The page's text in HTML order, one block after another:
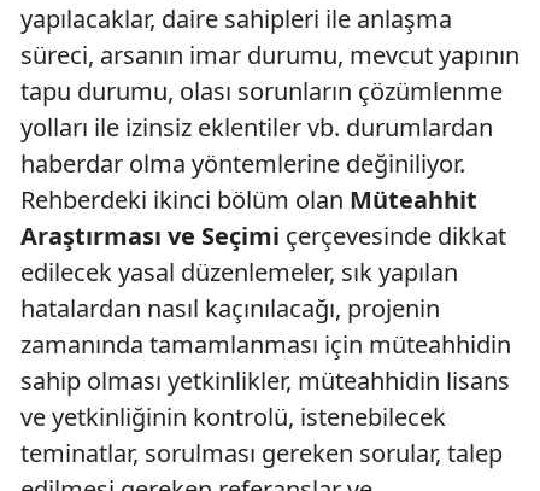
yapılacaklar, daire sahipleri ile anlaşma
süreci, arsanın imar durumu, mevcut yapının
tapu durumu, olası sorunların çözümlenme
yolları ile izinsiz eklentiler vb. durumlardan
haberdar olma yöntemlerine değiniliyor.
Rehberdeki ikinci bölüm olan Müteahhit
Araştırması ve Seçimi çerçevesinde dikkat
edilecek yasal düzenlemeler, sık yapılan
hatalardan nasıl kaçınılacağı, projenin
zamanında tamamlanması için müteahhidin
sahip olması yetkinlikler, müteahhidin lisans
ve yetkinliğinin kontrolü, istenebilecek
teminatlar, sorulması gereken sorular, talep